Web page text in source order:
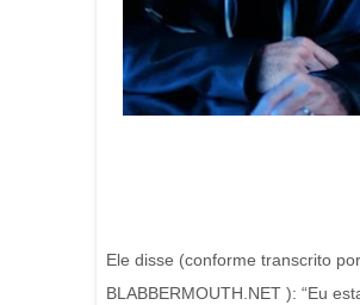
Ele disse (conforme transcrito por
BLABBERMOUTH.NET ): “Eu